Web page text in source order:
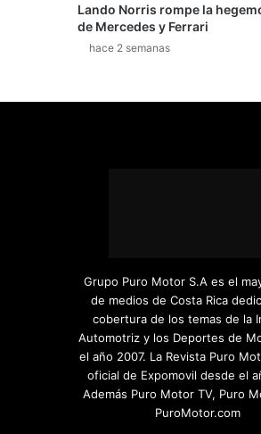
c
i
Lando Norris rompe la
de Mercedes y Ferrari
hace 2 semanas
Grupo Puro Motor S.A es el
de medios de Costa Rica
cobertura de los temas de la
Automotriz y los Deportes de
el año 2007. La Revista Puro
oficial de Expomovil desde el
Además Puro Motor TV, Puro
PuroMotor.com